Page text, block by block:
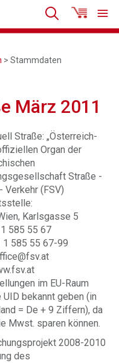
> Stammdaten
März 2011
Straße: „Österreich-
Organ der
Straße -
Verkehr (FSV)
Karlsgasse 5
585 55 67
1 585 55 67-99
im EU-Raum
bekannt geben (in
= De + 9 Ziffern), da
Mwst. sparen können.
2008-2010
des